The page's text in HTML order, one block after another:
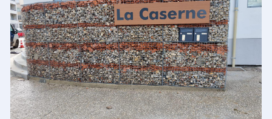
esthétique et durable, tout en étant résistant, propre et
économique. (4,5 photos).
La Caserne de Poitiers est un ancien site des pompiers,
transformé pour accueillir des espaces de travail, des ateliers, de